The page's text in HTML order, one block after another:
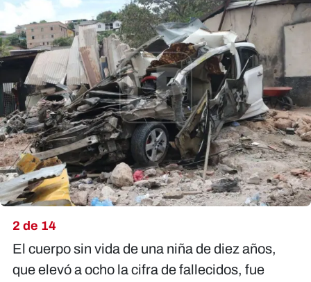
2 de 14
El cuerpo sin vida de una niña de diez años,
que elevó a ocho la cifra de fallecidos, fue